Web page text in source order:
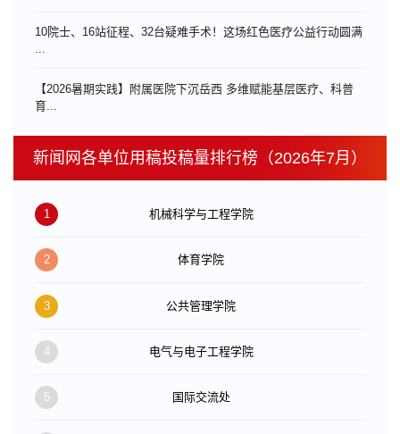
10院士、16站征程、32台疑难手术！这场红色医疗公益行动圆满
...
【2026暑期实践】附属医院下沉岳西 多维赋能基层医疗、科普
育...
新闻网各单位用稿投稿量排行榜（2026年7月）
1 机械科学与工程学院
2 体育学院
3 公共管理学院
4 电气与电子工程学院
5 国际交流处